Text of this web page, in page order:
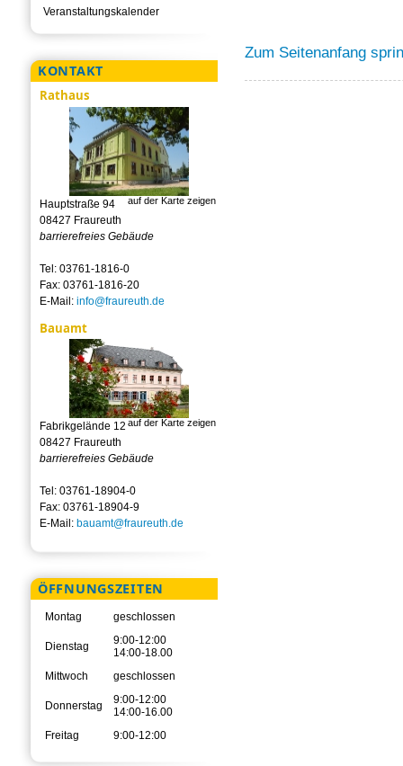
Zum Seitenanfang
Veranstaltungskalender
KONTAKT
Rathaus
auf der Karte zeigen
Hauptstraße 94
08427 Fraureuth
barrierefreies Gebäude
Tel: 03761-1816-0
Fax: 03761-1816-20
E-Mail: info@fraureuth.de
Bauamt
auf der Karte zeigen
Fabrikgelände 12
08427 Fraureuth
barrierefreies Gebäude
Tel: 03761-18904-0
Fax: 03761-18904-9
E-Mail: bauamt@fraureuth.de
ÖFFNUNGSZEITEN
Montag geschlossen
Dienstag
9:00-12:00
14:00-18.00
Mittwoch
geschlossen
Donnerstag
9:00-12:00
14:00-16.00
Freitag
9:00-12:00